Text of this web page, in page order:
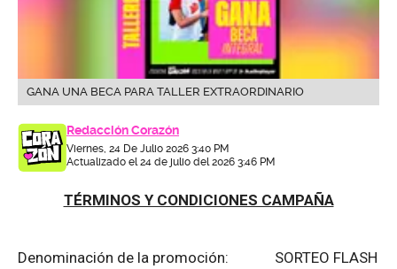
GANA UNA BECA PARA TALLER EXTRAORDINARIO
Redacción Corazón
Viernes, 24 De Julio 2026 3:40 PM
Actualizado el 24 de julio del 2026 3:46 PM
TÉRMINOS Y CONDICIONES CAMPAÑA
Denominación de la promoción: SORTEO FLASH